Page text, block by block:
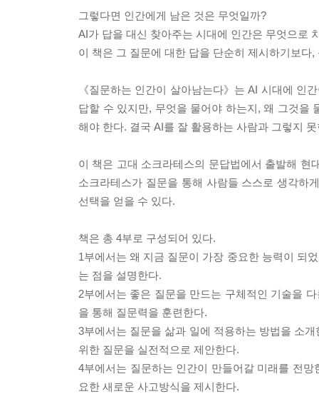
그렇다면 인간에게 남은 것은 무엇일까?
AI가 답을 대신 찾아주는 시대에 인간은 무엇으로
이 책은 그 질문에 대한 답을 단순히 제시하기보
《질문하는 인간이 살아남는다》는 AI 시대에 인
답할 수 있지만, 무엇을 물어야 하는지, 왜 그것을
해야 한다. 결국 AI를 잘 활용하는 사람과 그렇지
이 책은 고대 소크라테스의 문답법에서 출발해 현
소크라테스가 질문을 통해 사람들 스스로 생각하
선택을 얻을 수 있다.
책은 총 4부로 구성되어 있다.
1부에서는 왜 지금 질문이 가장 중요한 능력이 되
는 점을 설명한다.
2부에서는 좋은 질문을 만드는 구체적인 기술을
을 통해 질문력을 훈련한다.
3부에서는 질문을 삶과 일에 적용하는 방법을 소
위한 질문을 실전적으로 제안한다.
4부에서는 질문하는 인간이 만들어갈 미래를 전
요한 새로운 사고방식을 제시한다.